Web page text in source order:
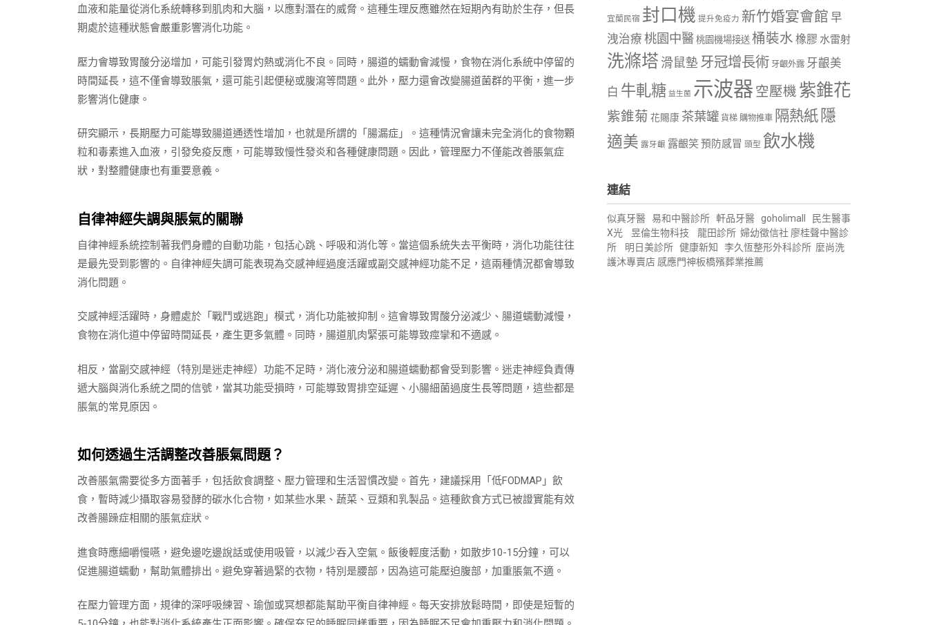
血液和能量從消化系統轉移到肌肉和大腦，以應對潛在的威脅。這種生理反應雖然在短期內有助於生存，但長
期處於這種狀態會嚴重影響消化功能。
壓力會導致胃酸分泌增加，可能引發胃灼熱或消化不良。同時，腸道的蠕動會減慢，食物在消化系統中停留的
時間延長，這不僅會導致脹氣，還可能引起便秘或腹瀉等問題。此外，壓力還會改變腸道菌群的平衡，進一步
影響消化健康。
研究顯示，長期壓力可能導致腸道通透性增加，也就是所謂的「腸漏症」。這種情況會讓未完全消化的食物顆
粒和毒素進入血液，引發免疫反應，可能導致慢性發炎和各種健康問題。因此，管理壓力不僅能改善脹氣症
狀，對整體健康也有重要意義。
自律神經失調與脹氣的關聯
自律神經系統控制著我們身體的自動功能，包括心跳、呼吸和消化等。當這個系統失去平衡時，消化功能往往
是最先受到影響的。自律神經失調可能表現為交感神經過度活躍或副交感神經功能不足，這兩種情況都會導致
消化問題。
交感神經活躍時，身體處於「戰鬥或逃跑」模式，消化功能被抑制。這會導致胃酸分泌減少、腸道蠕動減慢，
食物在消化道中停留時間延長，產生更多氣體。同時，腸道肌肉緊張可能導致痙攣和不適感。
相反，當副交感神經（特別是迷走神經）功能不足時，消化液分泌和腸道蠕動都會受到影響。迷走神經負責傳
遞大腦與消化系統之間的信號，當其功能受損時，可能導致胃排空延遲、小腸細菌過度生長等問題，這些都是
脹氣的常見原因。
如何透過生活調整改善脹氣問題？
改善脹氣需要從多方面著手，包括飲食調整、壓力管理和生活習慣改變。首先，建議採用「低FODMAP」飲
食，暫時減少攝取容易發酵的碳水化合物，如某些水果、蔬菜、豆類和乳製品。這種飲食方式已被證實能有效
改善腸躁症相關的脹氣症狀。
進食時應細嚼慢嚥，避免邊吃邊說話或使用吸管，以減少吞入空氣。飯後輕度活動，如散步10-15分鐘，可以
促進腸道蠕動，幫助氣體排出。避免穿著過緊的衣物，特別是腰部，因為這可能壓迫腹部，加重脹氣不適。
在壓力管理方面，規律的深呼吸練習、瑜伽或冥想都能幫助平衡自律神經。每天安排放鬆時間，即使是短暫的
宜蘭民宿 封口機 提升免疫力 新竹婚宴會館 早
洩治療 桃園中醫 桃園機場接送 桶裝水 橡膠 水雷射
洗滌塔 滑鼠墊 牙冠增長術 牙齦外露 牙齦美
白 牛軋糖 益生菌 示波器 空壓機 紫錐花
紫錐菊 花賜康 茶葉罐 貨梯 購物推車 隔熱紙 隱
適美 露牙齦 露齦笑預防感冒 頭型 飲水機
連結
似真牙醫 易和中醫診所 軒品牙醫 goholimall
民生醫事
X光
昱倫生物科技 龍田診所 婦幼徵信社 廖桂聲中醫診
所
明日美診所 健康新知 李久恆整形外科診所 麼尚洗
護沐專賣店 感應門神板橋殯葬業推薦